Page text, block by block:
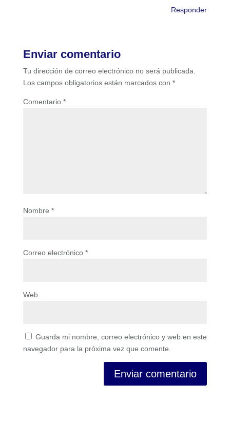
Responder
Enviar comentario
Tu dirección de correo electrónico no será publicada.
Los campos obligatorios están marcados con *
Comentario *
Nombre *
Correo electrónico *
Web
Guarda mi nombre, correo electrónico y web en este
navegador para la próxima vez que comente.